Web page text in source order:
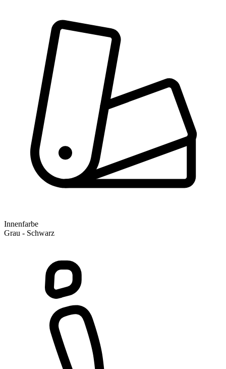
Innenfarbe
Grau - Schwarz